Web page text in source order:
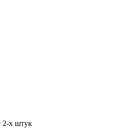
2-х штук